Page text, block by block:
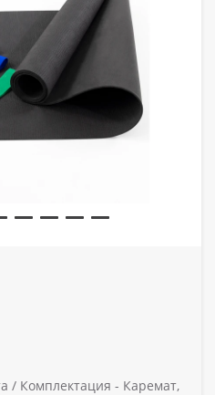
/ Комплектация - Каремат,